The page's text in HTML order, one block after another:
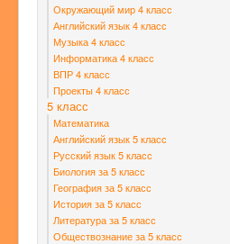
Окружающий мир 4 класс
Английский язык 4 класс
Музыка 4 класс
Информатика 4 класс
ВПР 4 класс
Проекты 4 класс
5 класс
Математика
Английский язык 5 класс
Русский язык 5 класс
Биология за 5 класс
География за 5 класс
История за 5 класс
Литература за 5 класс
Обществознание за 5 класс